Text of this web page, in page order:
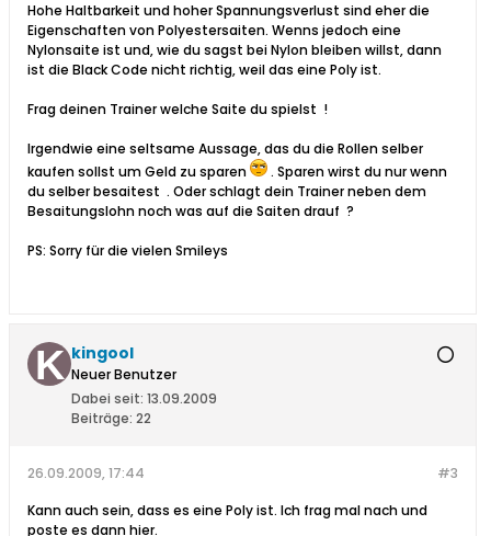
Hohe Haltbarkeit und hoher Spannungsverlust sind eher die
Eigenschaften von Polyestersaiten. Wenns jedoch eine
Nylonsaite ist und, wie du sagst bei Nylon bleiben willst, dann
ist die Black Code nicht richtig, weil das eine Poly ist.
Frag deinen Trainer welche Saite du spielst !
Irgendwie eine seltsame Aussage, das du die Rollen selber
kaufen sollst um Geld zu sparen
. Sparen wirst du nur wenn
du selber besaitest . Oder schlagt dein Trainer neben dem
Besaitungslohn noch was auf die Saiten drauf ?
PS: Sorry für die vielen Smileys
kingool
Neuer Benutzer
Dabei seit: 13.09.2009
Beiträge: 22
#3
26.09.2009, 17:44
Kann auch sein, dass es eine Poly ist. Ich frag mal nach und
poste es dann hier.